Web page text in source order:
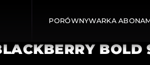
PORÓWNYWARKA
BOLD